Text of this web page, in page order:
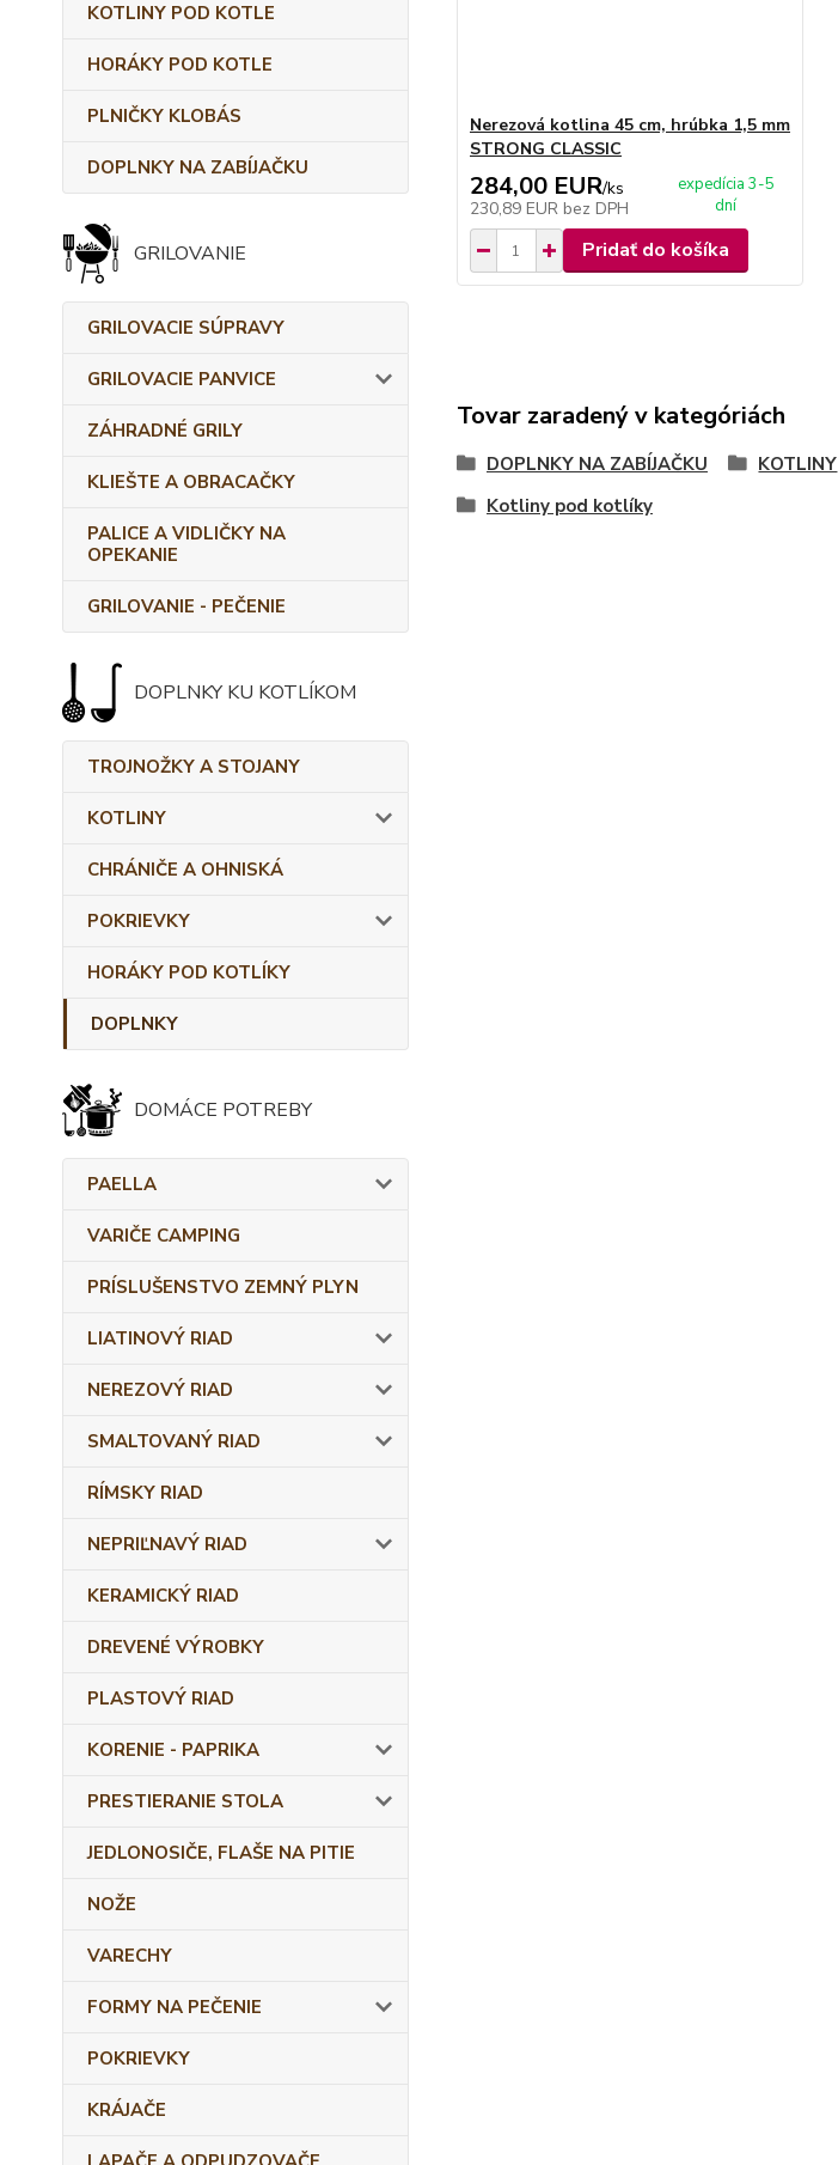
KOTLINY POD KOTLE
HORÁKY POD KOTLE
PLNIČKY KLOBÁS
DOPLNKY NA ZABÍJAČKU
GRILOVANIE
GRILOVACIE SÚPRAVY
GRILOVACIE PANVICE
ZÁHRADNÉ GRILY
KLIEŠTE A OBRACAČKY
PALICE A VIDLIČKY NA
OPEKANIE
GRILOVANIE - PEČENIE
DOPLNKY KU KOTLÍKOM
TROJNOŽKY A STOJANY
KOTLINY
CHRÁNIČE A OHNISKÁ
POKRIEVKY
HORÁKY POD KOTLÍKY
DOPLNKY
DOMÁCE POTREBY
PAELLA
VARIČE CAMPING
PRÍSLUŠENSTVO ZEMNÝ PLYN
LIATINOVÝ RIAD
NEREZOVÝ RIAD
SMALTOVANÝ RIAD
RÍMSKY RIAD
NEPRIĽNAVÝ RIAD
KERAMICKÝ RIAD
DREVENÉ VÝROBKY
PLASTOVÝ RIAD
KORENIE - PAPRIKA
PRESTIERANIE STOLA
JEDLONOSIČE, FLAŠE NA PITIE
NOŽE
VARECHY
FORMY NA PEČENIE
POKRIEVKY
KRÁJAČE
Nerezová kotlina 45 cm, hrúbka 1,5 mm
STRONG CLASSIC
284,00 EUR/ks
230,89 EUR bez DPH
expedícia 3-5
dní
Pridať do košíka
Tovar zaradený v kategóriách
DOPLNKY NA ZABÍJAČKU KOTLINY
Kotliny pod kotlíky